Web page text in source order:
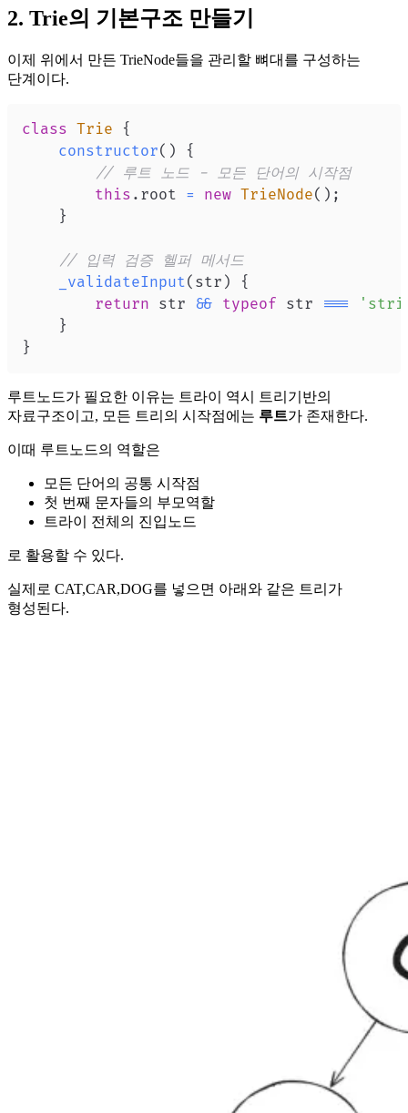
2. Trie의 기본구조 만들기
이제 위에서 만든 TrieNode들을 관리할 뼈대를 구성하는
단계이다.
class Trie
{
constructor( )
{
// 루트 노드 - 모든 단어의 시작점
this . root = new TrieNode( ) ;
}
// 입력 검증 헬퍼 메서드
_validateInput( str )
{
return str && typeof str ===
}
}
루트노드가 필요한 이유는 트라이 역시 트리기반의
자료구조이고, 모든 트리의 시작점에는 루트가 존재한다.
이때 루트노드의 역할은
모든 단어의 공통 시작점
첫 번째 문자들의 부모역할
트라이 전체의 진입노드
로 활용할 수 있다.
실제로 CAT,CAR,DOG를 넣으면 아래와 같은 트리가
형성된다.